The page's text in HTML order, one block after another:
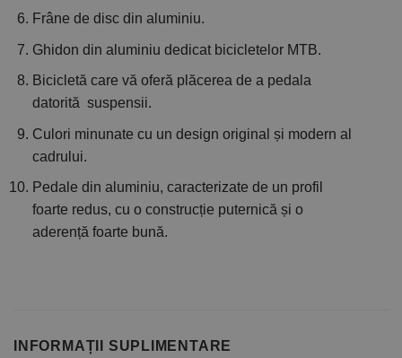
Frâne de disc din aluminiu.
Ghidon din aluminiu dedicat bicicletelor MTB.
Bicicletă care vă oferă plăcerea de a pedala
datorită suspensii.
Culori minunate cu un design original și modern al
cadrului.
Pedale din aluminiu, caracterizate de un profil
foarte redus, cu o construcție puternică și o
aderență foarte bună.
INFORMAȚII SUPLIMENTARE